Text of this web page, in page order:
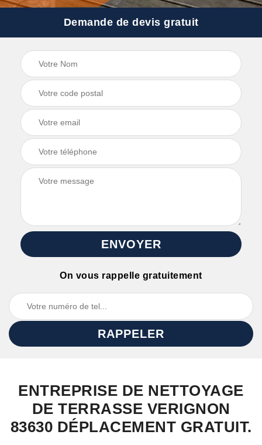
Demande de devis gratuit
On vous rappelle gratuitement
ENTREPRISE DE NETTOYAGE
DE TERRASSE VERIGNON
83630 DÉPLACEMENT GRATUIT.